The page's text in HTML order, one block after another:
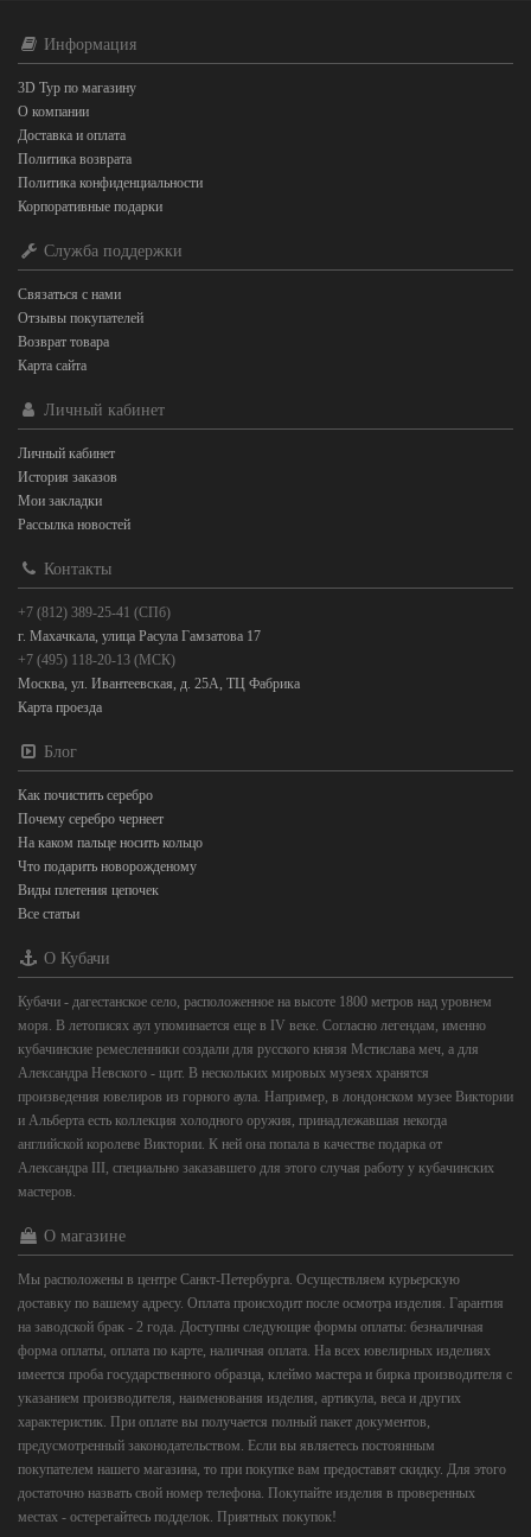
Информация
3D Тур по магазину
О компании
Доставка и оплата
Политика возврата
Политика конфиденциальности
Корпоративные подарки
Служба поддержки
Связаться с нами
Отзывы покупателей
Возврат товара
Карта сайта
Личный кабинет
Личный кабинет
История заказов
Мои закладки
Рассылка новостей
Контакты
+7 (812) 389-25-41 (СПб)
г. Махачкала, улица Расула Гамзатова 17
+7 (495) 118-20-13 (МСК)
Москва, ул. Ивантеевская, д. 25А, ТЦ Фабрика
Карта проезда
Блог
Как почистить серебро
Почему серебро чернеет
На каком пальце носить кольцо
Что подарить новорожденому
Виды плетения цепочек
Все статьи
О Кубачи
Кубачи - дагестанское село, расположенное на высоте 1800 метров над уровнем
моря. В летописях аул упоминается еще в IV веке. Согласно легендам, именно
кубачинские ремесленники создали для русского князя Мстислава меч, а для
Александра Невского - щит. В нескольких мировых музеях хранятся
произведения ювелиров из горного аула. Например, в лондонском музее Виктории
и Альберта есть коллекция холодного оружия, принадлежавшая некогда
английской королеве Виктории. К ней она попала в качестве подарка от
Александра III, специально заказавшего для этого случая работу у кубачинских
мастеров.
О магазине
Мы расположены в центре Санкт-Петербурга. Осуществляем курьерскую
доставку по вашему адресу. Оплата происходит после осмотра изделия. Гарантия
на заводской брак - 2 года. Доступны следующие формы оплаты: безналичная
форма оплаты, оплата по карте, наличная оплата. На всех ювелирных изделиях
имеется проба государственного образца, клеймо мастера и бирка производителя с
указанием производителя, наименования изделия, артикула, веса и других
характеристик. При оплате вы получается полный пакет документов,
предусмотренный законодательством. Если вы являетесь постоянным
покупателем нашего магазина, то при покупке вам предоставят скидку. Для этого
достаточно назвать свой номер телефона. Покупайте изделия в проверенных
местах - остерегайтесь подделок. Приятных покупок!